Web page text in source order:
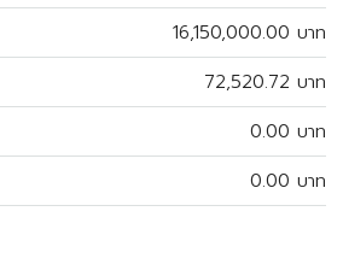
16,150,000.00 บาท
72,520.72 บาท
0.00 บาท
0.00 บาท